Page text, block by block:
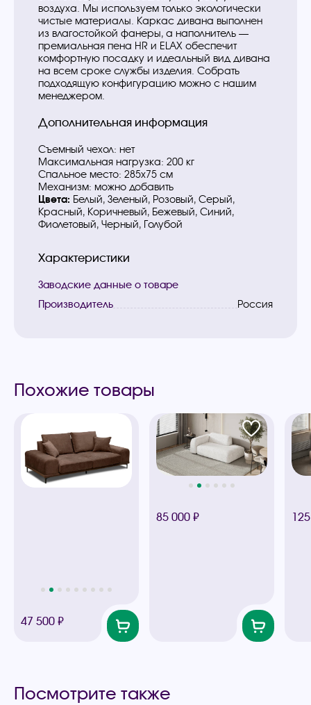
воздуха. Мы используем только экологически
чистые материалы. Каркас дивана выполнен
из влагостойкой фанеры, а наполнитель —
премиальная пена HR и ELAX обеспечит
комфортную посадку и идеальный вид дивана
на всем сроке службы изделия. Собрать
подходящую конфигурацию можно с нашим
менеджером.
Дополнительная информация
Съемный чехол: нет
Максимальная нагрузка: 200 кг
Спальное место: 285х75 см
Механизм: можно добавить
Цвета: Белый, Зеленый, Розовый, Серый,
Красный, Коричневый, Бежевый, Синий,
Фиолетовый, Черный, Голубой
Характеристики
Заводские данные о товаре
Производитель
Россия
Похожие товары
47 500 ₽
85 000 ₽
Посмотрите также